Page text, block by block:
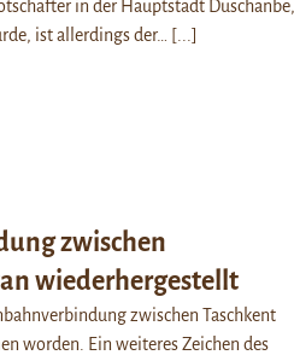
in der Hauptstadt Duschanbe,
ist allerdings der…
[...]
zwischen
wiederhergestellt
zwischen Taschkent
worden. Ein weiteres Zeichen des